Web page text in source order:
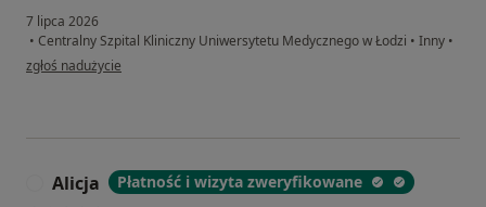
7 lipca 2026
• Centralny Szpital Kliniczny Uniwersytetu Medycznego w Łodzi • Inny •
w opinii użytkownika Anka
zgłoś nadużycie
Alicja Płatność i wizyta zweryfikowane